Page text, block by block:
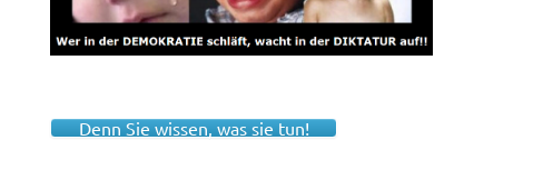
Denn Sie wissen, was sie tun!